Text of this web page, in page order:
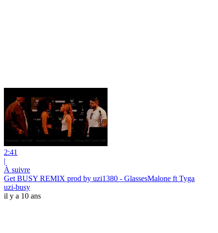
2:41
|
À suivre
Get BUSY REMIX prod by uzi1380 - GlassesMalone ft Tyga
uzi-busy
il y a 10 ans